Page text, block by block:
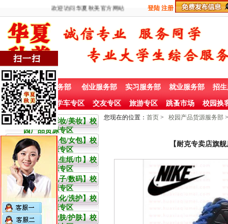
欢迎访问华夏秋美官方网站 登陆 注册
首 页 兼职服务部 创业服务部 实习服务部 就业服务部 招
社团赞助专栏 学车专区 交友专区 旅游专区 跳蚤市场 校园换
大学生【彩妆/美妆】校
园产品货源专区
大学生【男包/女包】校
园产品货源专区
大学生【卫生纸/巾】校
园产品货源专区
大学生【电子/数码】校
园产品货源专区
大学生【洗化/洗护】校
园产品货源专区
大学生【嫩肤/护肤】校
您现在的位置： 首页 > 校园产品货源服务部
【耐克专卖店旗